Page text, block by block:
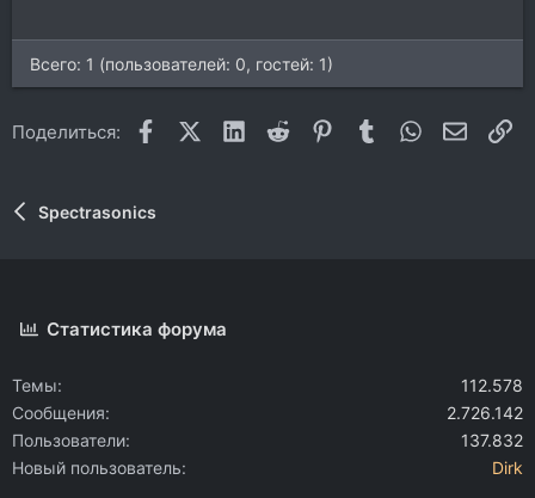
Всего: 1 (пользователей: 0, гостей: 1)
Поделиться: FacebookX (Twitter)
LinkedIn
Reddit Pinterest
Tumblr WhatsApp
Spectrasonics
Статистика форума
Темы
112.578
Сообщения
2.726.142
Пользователи
137.832
Новый пользователь
Dirk